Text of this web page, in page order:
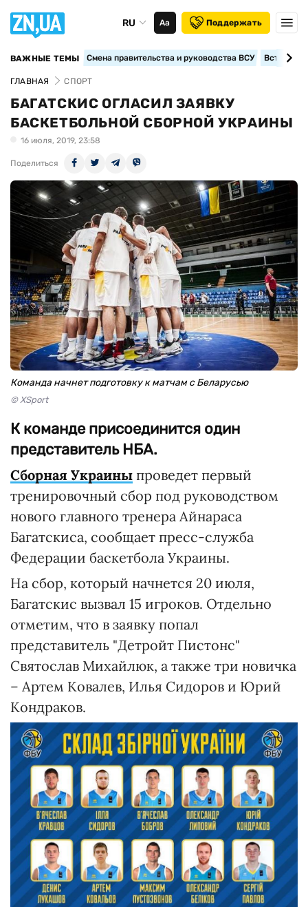
RU Аа Поддержать
ВАЖНЫЕ ТЕМЫ Смена правительства и руководства ВСУ
ГЛАВНАЯ СПОРТ
БАГАТСКИС ОГЛАСИЛ ЗАЯВКУ
БАСКЕТБОЛЬНОЙ СБОРНОЙ УКРАИНЫ
16 июля, 2019, 23:58
Поделиться
Команда начнет подготовку к матчам с Беларусью
© XSport
К команде присоединится один
представитель НБА.
Сборная Украины проведет первый
тренировочный сбор под руководством
нового главного тренера Айнараса
Багатскиса, сообщает пресс-служба
Федерации баскетбола Украины.
На сбор, который начнется 20 июля,
Багатскис вызвал 15 игроков. Отдельно
отметим, что в заявку попал
представитель "Детройт Пистонс"
Святослав Михайлюк, а также три новичка
– Артем Ковалев, Илья Сидоров и Юрий
Кондраков.